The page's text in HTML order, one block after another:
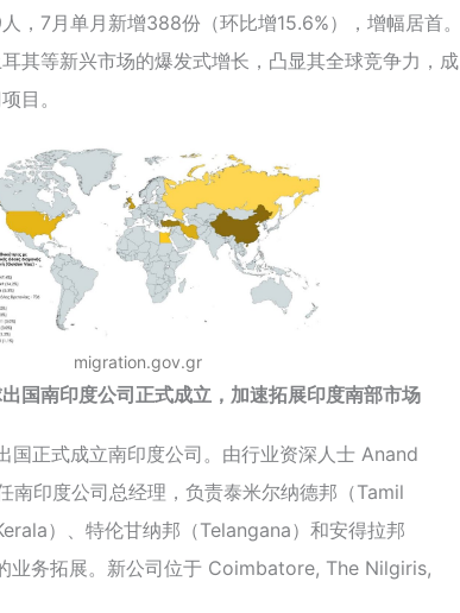
，7月单月新增388份（环比增15.6%），增幅居首。
其等新兴市场的爆发式增长，凸显其全球竞争力，成
目。
migration.gov.gr
出国南印度公司正式成立，加速拓展印度南部市场
国正式成立南印度公司。由行业资深人士 Anand
南印度公司总经理，负责泰米尔纳德邦（Tamil
）、特伦甘纳邦（Telangana）和安得拉邦
业务拓展。新公司位于 Coimbatore, The Nilgiris,